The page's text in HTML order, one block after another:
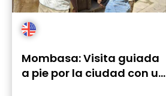
Mombasa: Visita guiada
a pie por la ciudad con un